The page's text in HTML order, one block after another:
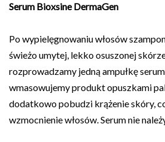
Serum Bioxsine DermaGen
Po wypielęgnowaniu włosów
świeżo umytej, lekko osuszonej
rozprowadzamy jedną ampułkę
wmasowujemy produkt opuszkami
dodatkowo pobudzi krążenie skóry,
wzmocnienie włosów. Serum nie